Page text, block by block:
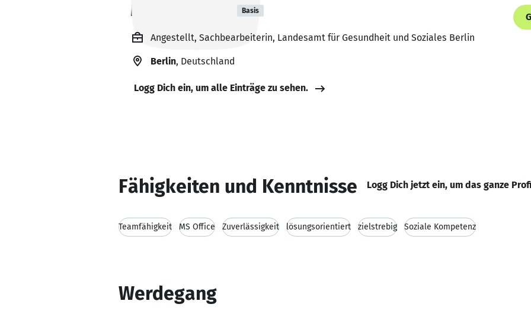
Maya Lindner Basis
Angestellt, Sachbearbeiterin, Landesamt für Gesundheit und Soziales Berlin
Berlin, Deutschland
Logg Dich ein, um alle Einträge zu sehen.
Fähigkeiten und Kenntnisse Logg Dich jetzt ein, um das ganze
Teamfähigkeit MS Office Zuverlässigkeit lösungsorientiert zielstrebig Soziale Kompetenz
Werdegang